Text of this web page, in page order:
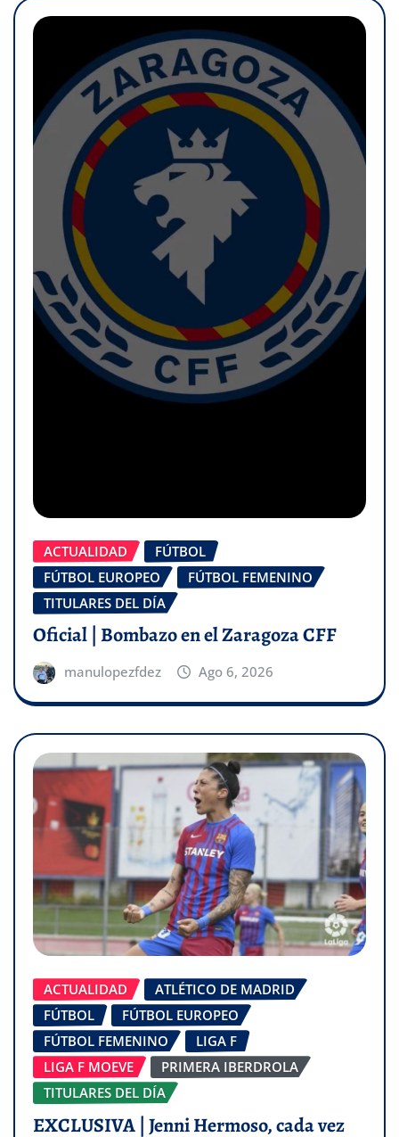
ACTUALIDAD
FÚTBOL
FÚTBOL EUROPEO
FÚTBOL FEMENINO
TITULARES DEL DÍA
Oficial | Bombazo en el Zaragoza CFF
manulopezfdez Ago 6, 2026
ACTUALIDAD
ATLÉTICO DE MADRID
FÚTBOL
FÚTBOL EUROPEO
FÚTBOL FEMENINO
LIGA F
LIGA F MOEVE
PRIMERA IBERDROLA
TITULARES DEL DÍA
EXCLUSIVA | Jenni Hermoso, cada vez